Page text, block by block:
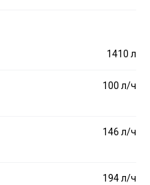
1410 л
100 л/ч
146 л/ч
194 л/ч